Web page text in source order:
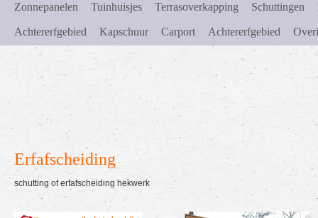
Zonnepanelen Tuinhuisjes Terrasoverkapping Schuttingen
Achtererfgebied Kapschuur Carport Achtererfgebied
Erfafscheiding
schutting of erfafscheiding hekwerk